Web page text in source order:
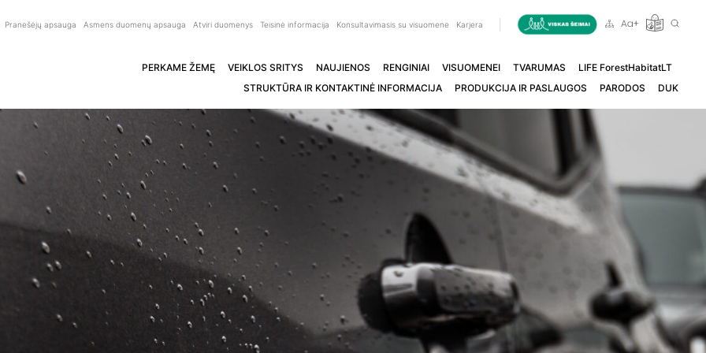
Pranešėjų apsauga Asmens duomenų apsauga Atviri duomenys Teisinė informacija Konsultavimasis su visuomene Karjera
PERKAME ŽEMĘ VEIKLOS SRITYS NAUJIENOS RENGINIAI VISUOMENEI TVARUMAS
LIFE ForestHabitatLT
STRUKTŪRA IR KONTAKTINĖ INFORMACIJA
PRODUKCIJA IR PASLAUGOS PARODOS DUK